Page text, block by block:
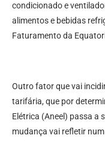
condicionado e
alimentos e bebidas
Faturamento da
Outro fator que vai
tarifária, que por
Elétrica (Aneel) passa a
mudança vai refletir